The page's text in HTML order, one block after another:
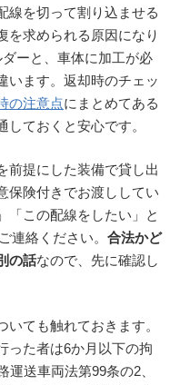
線を切って割り込ませる
を求められる原因になり
ーと、車体に加工が必
います。返却時のチェッ
の注意点にまとめてある
ておくと安心です。
前提にした装備で貸し出
保険付きでお渡ししてい
「この配線をしたい」と
連絡ください。 合法かど
の話なので、先に確認し
ても触れておきます。
った者は6か月以下の拘
送車両法第99条の2、